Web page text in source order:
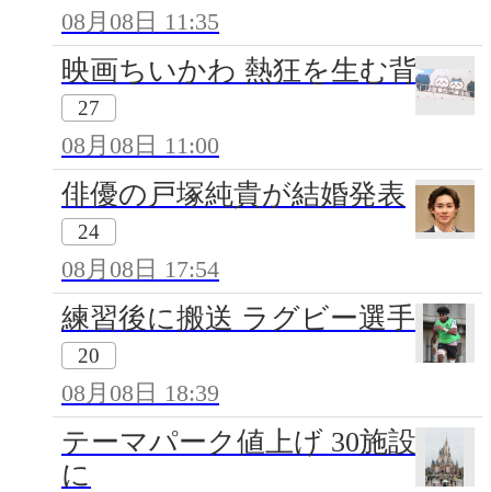
08月08日 11:35
映画ちいかわ 熱狂を生む背景
27
08月08日 11:00
俳優の戸塚純貴が結婚発表
24
08月08日 17:54
練習後に搬送 ラグビー選手死去
20
08月08日 18:39
テーマパーク値上げ 30施設超
に